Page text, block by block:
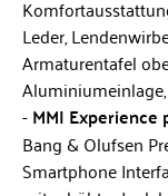
Leder,
Armaturentafel
MMI Experience
Bang & Olufsen
Smartphone